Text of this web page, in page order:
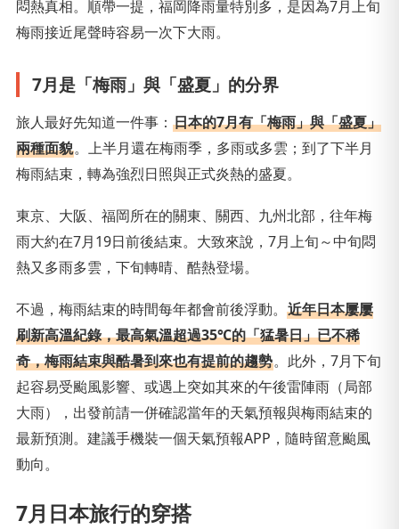
悶熱真相。順帶一提，福岡降雨量特別多，是因為7月上旬
梅雨接近尾聲時容易一次下大雨。
7月是「梅雨」與「盛夏」的分界
旅人最好先知道一件事： 日本的7月有「梅雨」與「盛夏」
兩種面貌。上半月還在梅雨季，多雨或多雲；到了下半月
梅雨結束，轉為強烈日照與正式炎熱的盛夏。
東京、大阪、福岡所在的關東、關西、九州北部，往年梅
雨大約在7月19日前後結束。大致來說，7月上旬～中旬悶
熱又多雨多雲，下旬轉晴、酷熱登場。
不過，梅雨結束的時間每年都會前後浮動。 近年日本屢屢
刷新高溫紀錄，最高氣溫超過35℃的「猛暑日」已不稀
奇，梅雨結束與酷暑到來也有提前的趨勢。此外，7月下旬
起容易受颱風影響、或遇上突如其來的午後雷陣雨（局部
大雨），出發前請一併確認當年的天氣預報與梅雨結束的
最新預測。建議手機裝一個天氣預報APP，隨時留意颱風
動向。
7月日本旅行的穿搭